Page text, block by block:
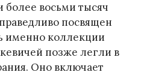
более восьми тысяч
посвящен
именно коллекции
позже легли в
Оно включает